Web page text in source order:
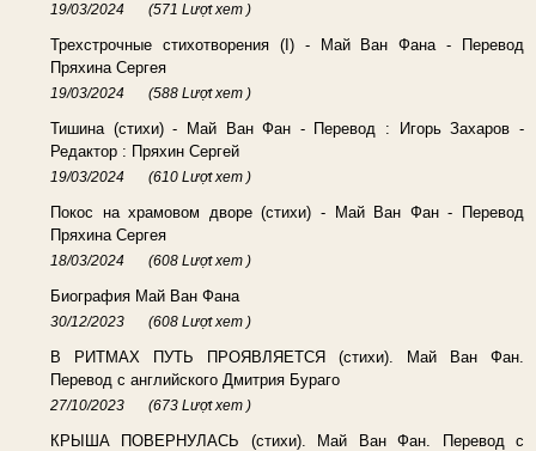
19/03/2024 (571 Lượt xem )
Трехстрочные стихотворения (I) - Май Ван Фана - Перевод
Пряхина Сергея
19/03/2024 (588 Lượt xem )
Тишинa (стихи) - Май Ван Фан - Перевод : Игорь Захаров -
Редактор : Пряхин Сергей
19/03/2024 (610 Lượt xem )
Покос на храмовом дворе (стихи) - Май Ван Фан - Перевод
Пряхина Сергея
18/03/2024 (608 Lượt xem )
Биография Май Ван Фана
30/12/2023 (608 Lượt xem )
В РИТМАХ ПУТЬ ПРОЯВЛЯЕТСЯ (стихи). Май Ван Фан.
Перевод с английского Дмитрия Бураго
27/10/2023 (673 Lượt xem )
КРЫША ПОВЕРНУЛАСЬ (стихи). Май Ван Фан. Перевод с